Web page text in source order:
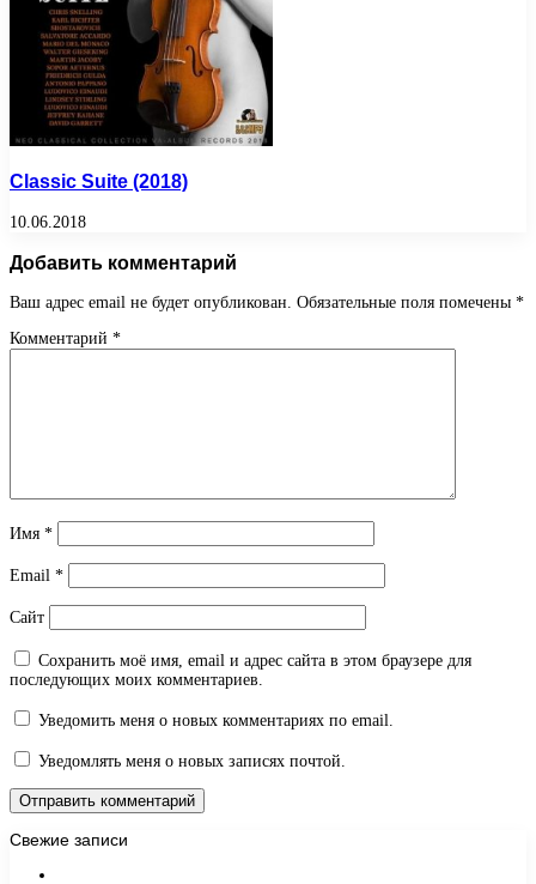
Classic Suite (2018)
10.06.2018
Добавить комментарий
Ваш адрес email не будет опубликован. Обязательные поля помечены *
Комментарий *
Имя *
Email *
Сайт
Сохранить моё имя, email и адрес сайта в этом браузере для
последующих моих комментариев.
Уведомить меня о новых комментариях по email.
Уведомлять меня о новых записях почтой.
Свежие записи